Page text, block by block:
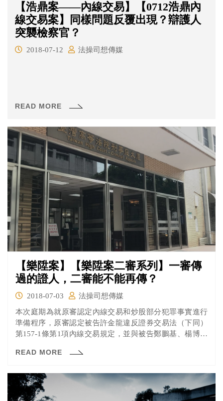
【浩鼎案——內線交易】【0712浩鼎內
線交易案】同樣問題反覆出現？辯護人
突襲檢察官？
2018-07-12 法操司想傳媒
READ MORE
【樂陞案】【樂陞案二審系列】一審傳
過的證人，二審能不能再傳？
2018-07-03
法操司想傳媒
本次庭期為就原審認定內線交易和炒股部分犯罪事實進行
準備程序，原審認定被告許金龍違反證券交易法（下同）
第157-1條第1項內線交易規定，並與被告鄭鵬基、楊博智
告許金龍提起上訴，雙方的主張分別是什麼呢？
READ MORE